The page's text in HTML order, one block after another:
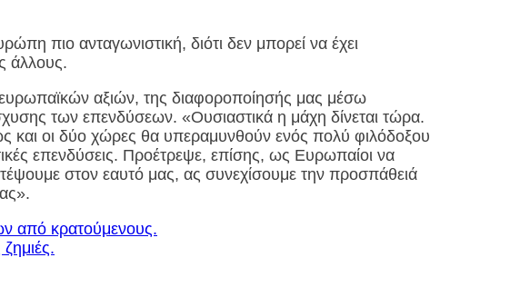
πιο ανταγωνιστική, διότι δεν μπορεί να έχει
άλλους.
αξιών, της διαφοροποίησής μας μέσω
των επενδύσεων. «Ουσιαστικά η μάχη δίνεται τώρα.
και οι δύο χώρες θα υπεραμυνθούν ενός πολύ φιλόδοξου
επενδύσεις. Προέτρεψε, επίσης, ως Ευρωπαίοι να
στον εαυτό μας, ας συνεχίσουμε την προσπάθειά
από κρατούμενους.